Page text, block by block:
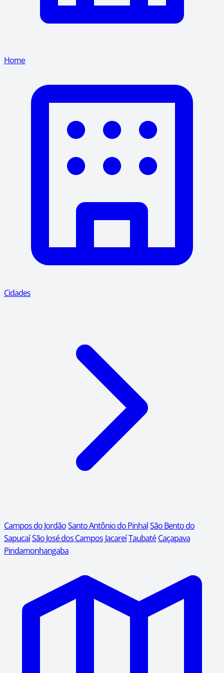
Home
Cidades
Campos do JordãoSanto Antônio do PinhalSão Bento do
SapucaíSão José dos Campos JacareíTaubaté Caçapava
Pindamonhangaba